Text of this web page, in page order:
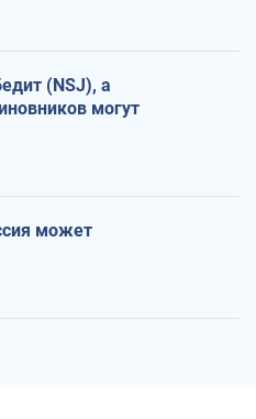
(NSJ), а
могут
может